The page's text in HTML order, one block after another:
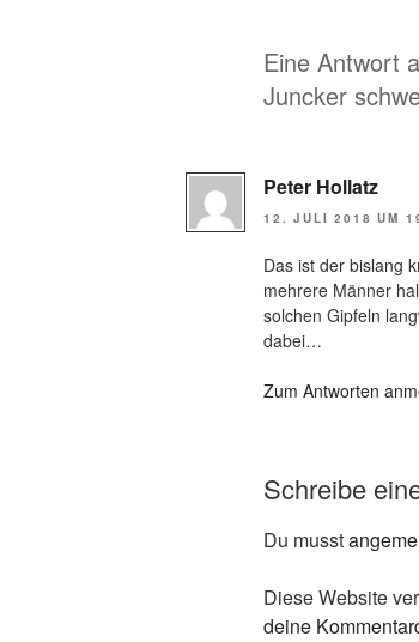
Eine Antwort
Juncker
Peter Hollatz
12. JULI 2018 UM
Das ist der bislang
mehrere Männer
solchen Gipfeln
dabei…
Zum Antworten
Schreibe
Du musst
Diese Website
deine